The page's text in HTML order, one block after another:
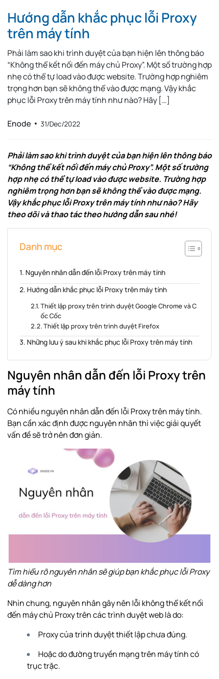
Hướng dẫn khắc phục lỗi Proxy
trên máy tính
Phải làm sao khi trình duyệt của bạn hiện lên thông báo
“Không thể kết nối đến máy chủ Proxy”. Một số trường hợp
nhẹ có thể tự load vào được website. Trường hợp nghiêm
trọng hơn bạn sẽ không thể vào được mạng. Vậy khắc
phục lỗi Proxy trên máy tính như nào? Hãy […]
Enode 31/Dec/2022
Phải làm sao khi trình duyệt của bạn hiện lên thông báo
“Không thể kết nối đến máy chủ Proxy”. Một số trường
hợp nhẹ có thể tự load vào được website. Trường hợp
nghiêm trọng hơn bạn sẽ không thể vào được mạng.
Vậy khắc phục lỗi Proxy trên máy tính như nào? Hãy
theo dõi và thao tác theo hướng dẫn sau nhé!
Danh mục
Nguyên nhân dẫn đến lỗi Proxy trên máy tính
Hướng dẫn khắc phục lỗi Proxy trên máy tính
Thiết lập proxy trên trình duyệt Google Chrome và C
ốc Cốc
Thiết lập proxy trên trình duyệt Firefox
Những lưu ý sau khi khắc phục lỗi Proxy trên máy tính
Nguyên nhân dẫn đến lỗi Proxy trên
máy tính
Có nhiều nguyên nhân dẫn đến lỗi Proxy trên máy tính.
Bạn cần xác định được nguyên nhân thì việc giải quyết
vấn đề sẽ trở nên đơn giản.
Tìm hiểu rõ nguyên nhân sẽ giúp bạn khắc phục lỗi Proxy
dễ dàng hơn
Nhìn chung, nguyên nhân gây nên lỗi không thể kết nối
đến máy chủ Proxy trên các trình duyệt web là do:
Proxy của trình duyệt thiết lập chưa đúng.
Hoặc do đường truyền mạng trên máy tính có
trục trặc.